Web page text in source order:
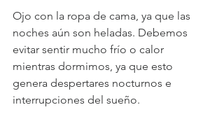
Ojo con la ropa de cama, ya que las
noches aún son heladas. Debemos
evitar sentir mucho frío o calor
mientras dormimos, ya que esto
genera despertares nocturnos e
interrupciones del sueño.